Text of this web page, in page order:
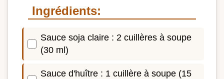
Ingrédients:
Sauce soja claire : 2 cuillères à soupe
(30 ml)
Sauce d'huître : 1 cuillère à soupe (15